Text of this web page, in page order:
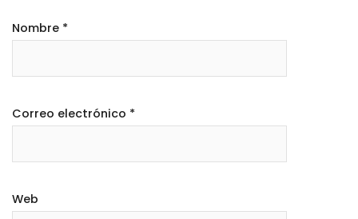
Nombre *
Correo electrónico *
Web